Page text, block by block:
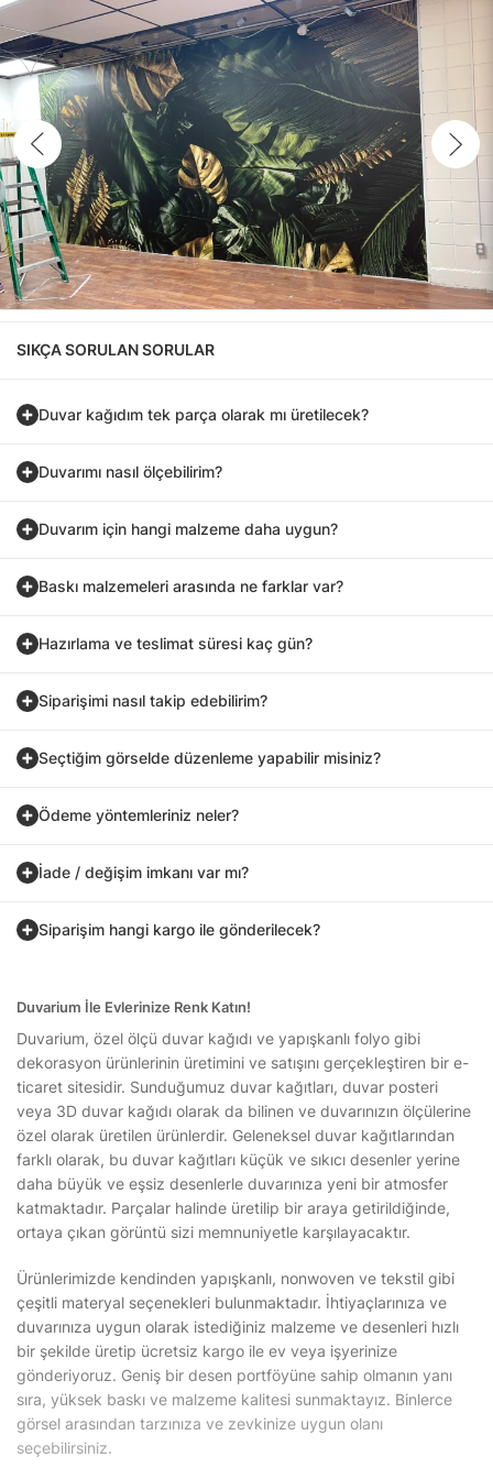
SIKÇA SORULAN SORULAR
Duvar kağıdım tek parça olarak mı üretilecek?
Duvarımı nasıl ölçebilirim?
Duvarım için hangi malzeme daha uygun?
Baskı malzemeleri arasında ne farklar var?
Hazırlama ve teslimat süresi kaç gün?
Siparişimi nasıl takip edebilirim?
Seçtiğim görselde düzenleme yapabilir misiniz?
Ödeme yöntemleriniz neler?
İade / değişim imkanı var mı?
Siparişim hangi kargo ile gönderilecek?
Duvarium İle Evlerinize Renk Katın!
Duvarium, özel ölçü duvar kağıdı ve yapışkanlı folyo gibi
dekorasyon ürünlerinin üretimini ve satışını gerçekleştiren bir e-
ticaret sitesidir. Sunduğumuz duvar kağıtları, duvar posteri
veya 3D duvar kağıdı olarak da bilinen ve duvarınızın ölçülerine
özel olarak üretilen ürünlerdir. Geleneksel duvar kağıtlarından
farklı olarak, bu duvar kağıtları küçük ve sıkıcı desenler yerine
daha büyük ve eşsiz desenlerle duvarınıza yeni bir atmosfer
katmaktadır. Parçalar halinde üretilip bir araya getirildiğinde,
ortaya çıkan görüntü sizi memnuniyetle karşılayacaktır.
Ürünlerimizde kendinden yapışkanlı, nonwoven ve tekstil gibi
çeşitli materyal seçenekleri bulunmaktadır. İhtiyaçlarınıza ve
duvarınıza uygun olarak istediğiniz malzeme ve desenleri hızlı
bir şekilde üretip ücretsiz kargo ile ev veya işyerinize
gönderiyoruz. Geniş bir desen portföyüne sahip olmanın yanı
sıra, yüksek baskı ve malzeme kalitesi sunmaktayız. Binlerce
görsel arasından tarzınıza ve zevkinize uygun olanı
seçebilirsiniz.